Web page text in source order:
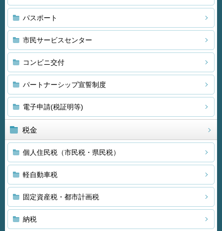
パスポート
市民サービスセンター
コンビニ交付
パートナーシップ宣誓制度
電子申請(税証明等)
税金
個人住民税（市民税・県民税）
軽自動車税
固定資産税・都市計画税
納税